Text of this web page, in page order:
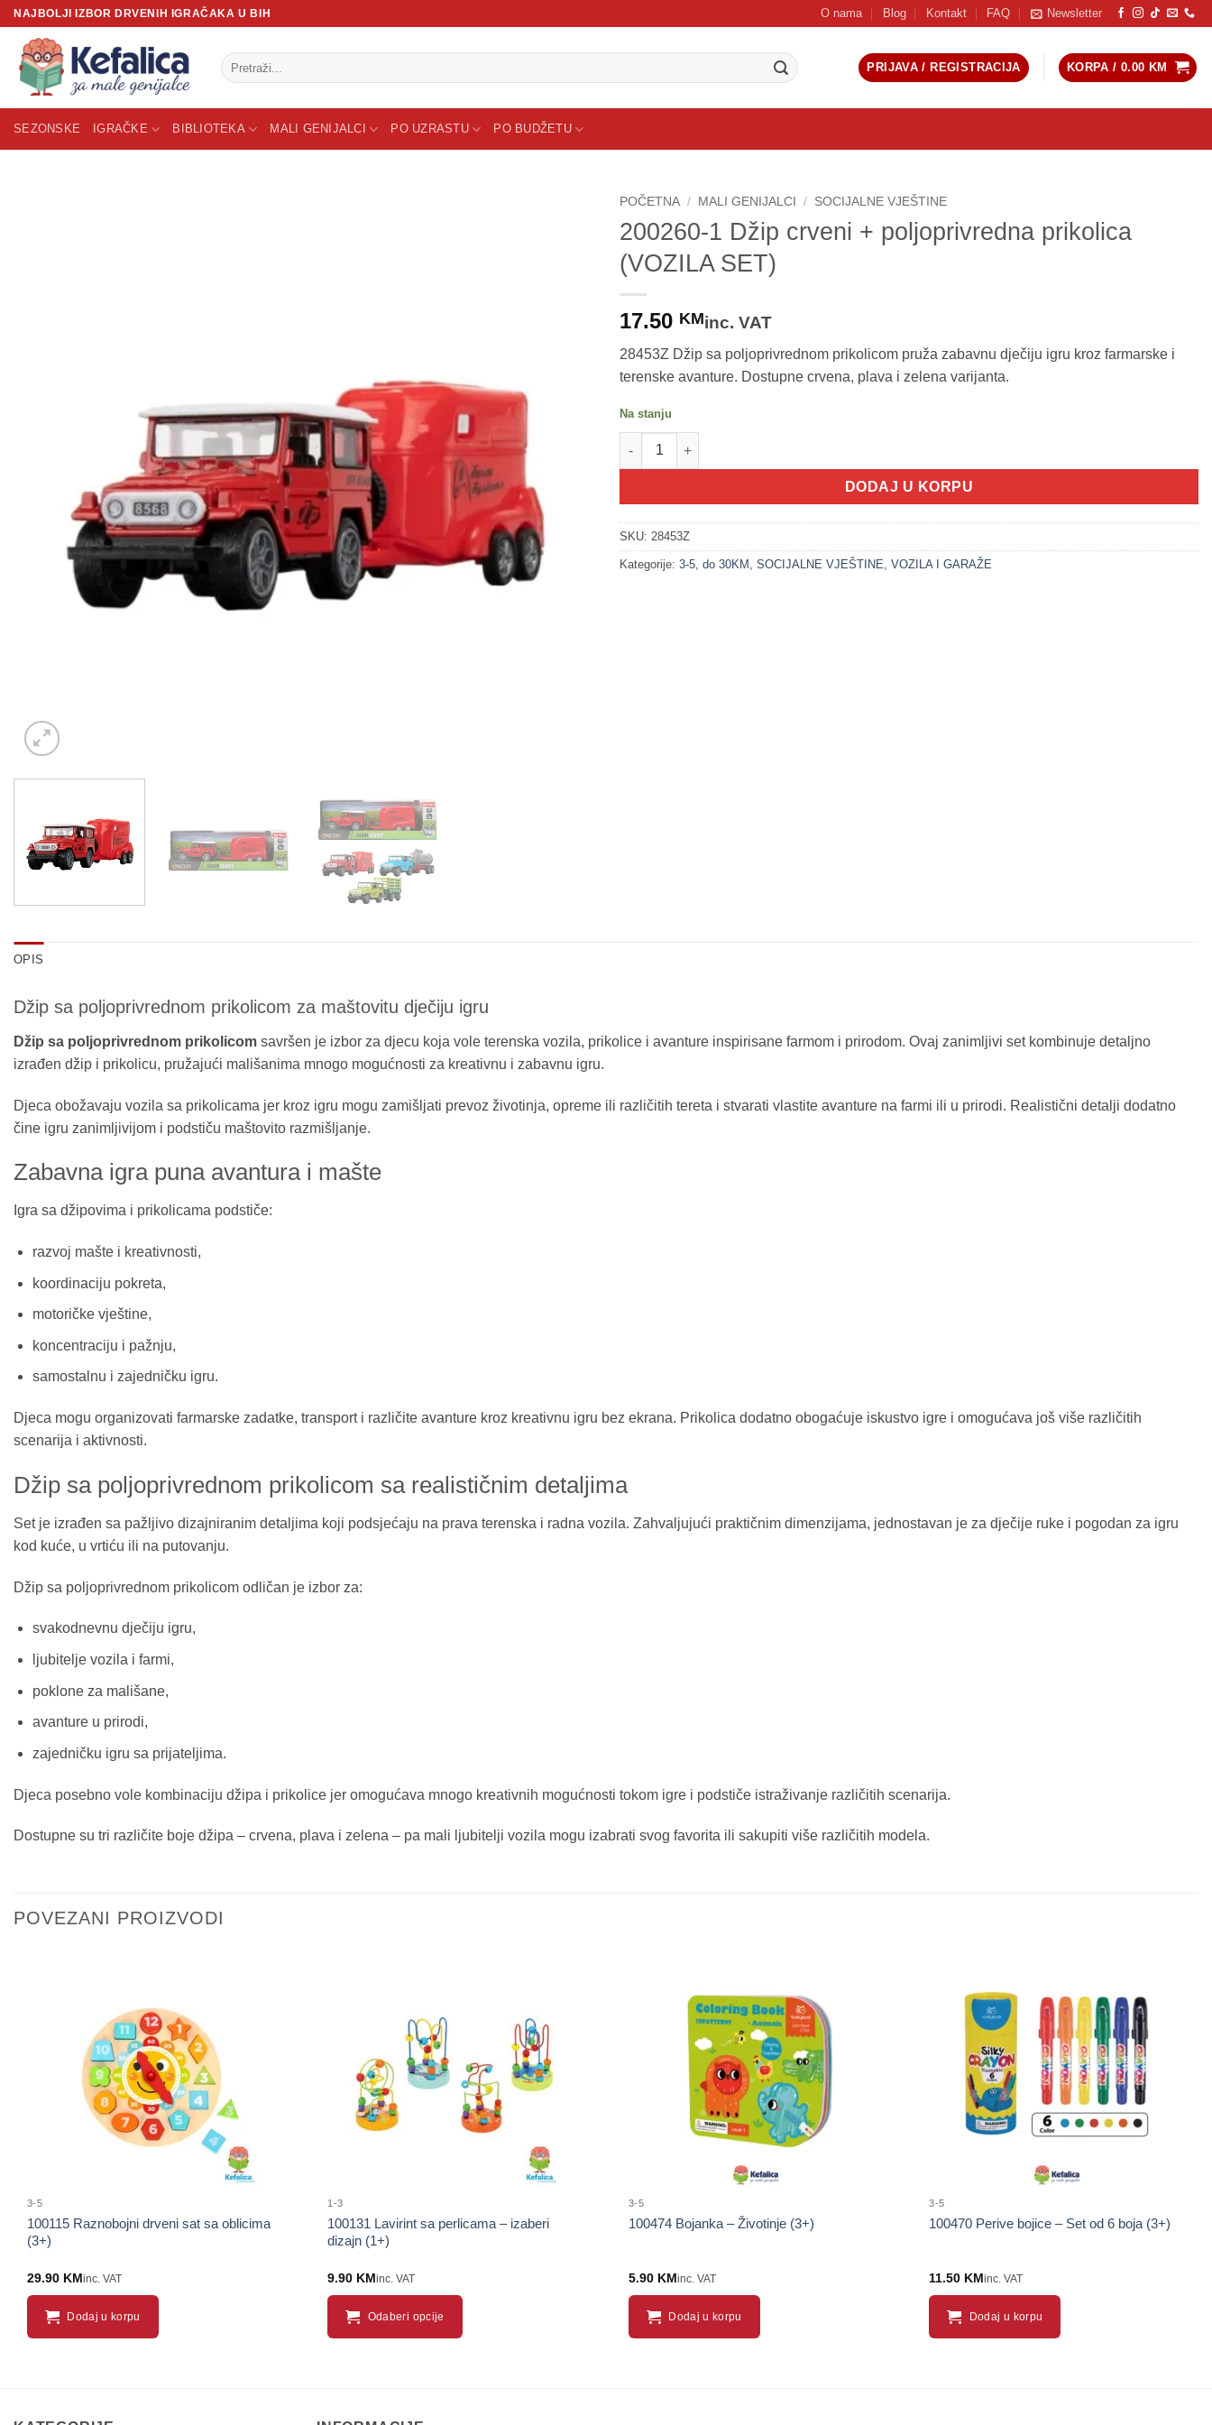
Skip
content
NAJBOLJI IZBOR DRVENIH IGRAČAKA U BIH O nama Blog Kontakt FAQ Newsletter
Pretraži:
PRIJAVA / REGISTRACIJA KORPA / 0.00 KM
SEZONSKE IGRAČKE BIBLIOTEKA MALI GENIJALCI PO UZRASTU PO BUDŽETU
POČETNA / MALI GENIJALCI / SOCIJALNE VJEŠTINE
200260-1 Džip crveni + poljoprivredna prikolica
(VOZILA SET)
17.50 KMinc. VAT
28453Z Džip sa poljoprivrednom prikolicom pruža zabavnu dječiju igru kroz farmarske i
terenske avanture. Dostupne crvena, plava i zelena varijanta.
Na stanju
200260-1 Džip crveni + poljoprivredna prikolica (VOZILA SET) količina
DODAJ U KORPU
SKU: 28453Z
Kategorije: 3-5, do 30KM , SOCIJALNE VJEŠTINE, VOZILA I GARAŽE
OPIS
Džip sa poljoprivrednom prikolicom za maštovitu dječiju igru
Džip sa poljoprivrednom prikolicom savršen je izbor za djecu koja vole terenska vozila, prikolice i avanture inspirisane farmom i prirodom. Ovaj zanimljivi set kombinuje detaljno
izrađen džip i prikolicu, pružajući mališanima mnogo mogućnosti za kreativnu i zabavnu igru.
Djeca obožavaju vozila sa prikolicama jer kroz igru mogu zamišljati prevoz životinja, opreme ili različitih tereta i stvarati vlastite avanture na farmi ili u prirodi. Realistični detalji dodatno
čine igru zanimljivijom i podstiču maštovito razmišljanje.
Zabavna igra puna avantura i mašte
Igra sa džipovima i prikolicama podstiče:
razvoj mašte i kreativnosti,
koordinaciju pokreta,
motoričke vještine,
koncentraciju i pažnju,
samostalnu i zajedničku igru.
Djeca mogu organizovati farmarske zadatke, transport i različite avanture kroz kreativnu igru bez ekrana. Prikolica dodatno obogaćuje iskustvo igre i omogućava još više različitih
scenarija i aktivnosti.
Džip sa poljoprivrednom prikolicom sa realističnim detaljima
Set je izrađen sa pažljivo dizajniranim detaljima koji podsjećaju na prava terenska i radna vozila. Zahvaljujući praktičnim dimenzijama, jednostavan je za dječije ruke i pogodan za igru
kod kuće, u vrtiću ili na putovanju.
Džip sa poljoprivrednom prikolicom odličan je izbor za:
svakodnevnu dječiju igru,
ljubitelje vozila i farmi,
poklone za mališane,
avanture u prirodi,
zajedničku igru sa prijateljima.
Djeca posebno vole kombinaciju džipa i prikolice jer omogućava mnogo kreativnih mogućnosti tokom igre i podstiče istraživanje različitih scenarija.
Dostupne su tri različite boje džipa – crvena, plava i zelena – pa mali ljubitelji vozila mogu izabrati svog favorita ili sakupiti više različitih modela.
POVEZANI PROIZVODI
3-5
100115 Raznobojni drveni sat sa oblicima
(3+)
29.90 KMinc. VAT
Dodaj u korpu
proizvod
1-3
100131 Lavirint sa perlicama – izaberi
dizajn (1+)
9.90 KMinc. VAT
Odaberi opcije
Sačuvaj
proizvod
3-5
100474 Bojanka – Životinje (3+)
5.90 KMinc. VAT
Dodaj u korpu
Sačuvaj
proizvod
3-5
100470 Perive bojice – Set od 6 boja (3+)
11.50 KMinc. VAT
Dodaj u korpu